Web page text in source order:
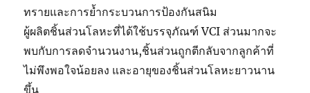
ทรายและการย้ำกระบวนการป้องกันสนิม
ผู้ผลิตชิ้นส่วนโลหะที่ได้ใช้บรรจุภัณฑ์ VCI ส่วนมากจะ
พบกับการลดจำนวนงาน,ชิ้นส่วนถูกตีกลับจากลูกค้าที่
ไม่พึงพอใจน้อยลง และอายุของชิ้นส่วนโลหะยาวนาน
ขึ้น